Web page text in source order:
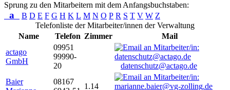
Sprung zu den Mitarbeitern mit dem Anfangsbuchstaben:
a B D E F G H K L M N O P R S T V W Z
Telefonliste der Mitarbeiter/innen der Verwaltung
Name
Telefon Zimmer
Mail
actago
GmbH
09951
99990-
20
datenschutz@actago.de
Baier
08167
1.14